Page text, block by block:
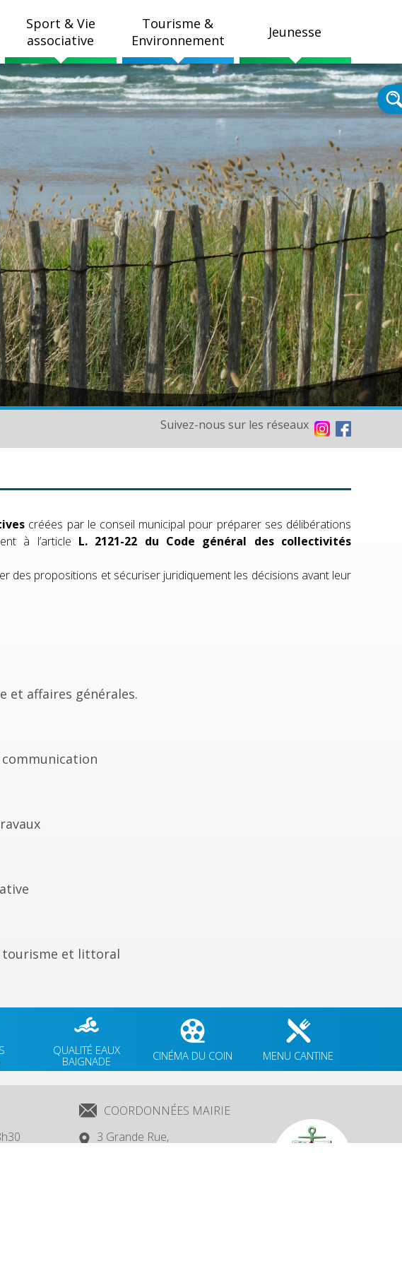
Sport & Vie
associative
Tourisme &
Environnement
Jeunesse
Suivez-nous sur les réseaux
créées par le conseil municipal pour préparer ses délibérations
à l’article L. 2121-22 du Code général des collectivités
des propositions et sécuriser juridiquement les décisions avant leur
et affaires générales.
tourisme et littoral
QUALITÉ EAUX
BAIGNADE
CINÉMA DU COIN MENU CANTINE
COORDONNÉES MAIRIE
3 Grande Rue,